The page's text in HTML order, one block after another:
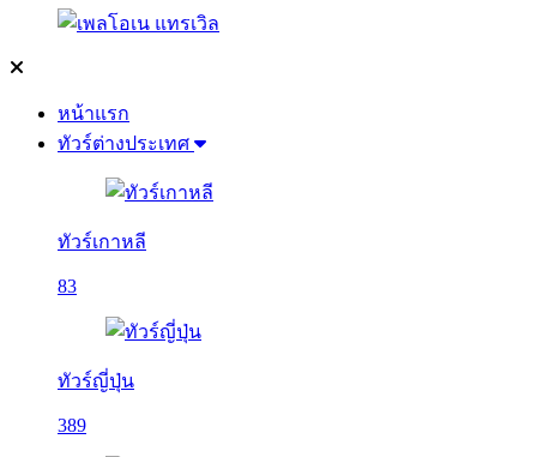
หน้าแรก
ทัวร์ต่างประเทศ
ทัวร์เกาหลี
83
ทัวร์ญี่ปุ่น
389